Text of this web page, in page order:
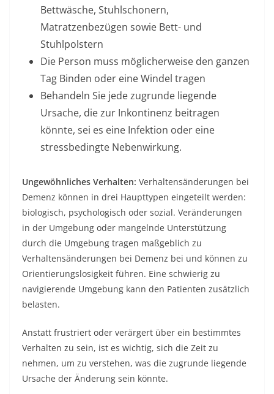
Bettwäsche, Stuhlschonern,
Matratzenbezügen sowie Bett- und
Stuhlpolstern
Die Person muss möglicherweise den ganzen
Tag Binden oder eine Windel tragen
Behandeln Sie jede zugrunde liegende
Ursache, die zur Inkontinenz beitragen
könnte, sei es eine Infektion oder eine
stressbedingte Nebenwirkung.
Ungewöhnliches Verhalten: Verhaltensänderungen bei
Demenz können in drei Haupttypen eingeteilt werden:
biologisch, psychologisch oder sozial. Veränderungen
in der Umgebung oder mangelnde Unterstützung
durch die Umgebung tragen maßgeblich zu
Verhaltensänderungen bei Demenz bei und können zu
Orientierungslosigkeit führen. Eine schwierig zu
navigierende Umgebung kann den Patienten zusätzlich
belasten.
Anstatt frustriert oder verärgert über ein bestimmtes
Verhalten zu sein, ist es wichtig, sich die Zeit zu
nehmen, um zu verstehen, was die zugrunde liegende
Ursache der Änderung sein könnte.